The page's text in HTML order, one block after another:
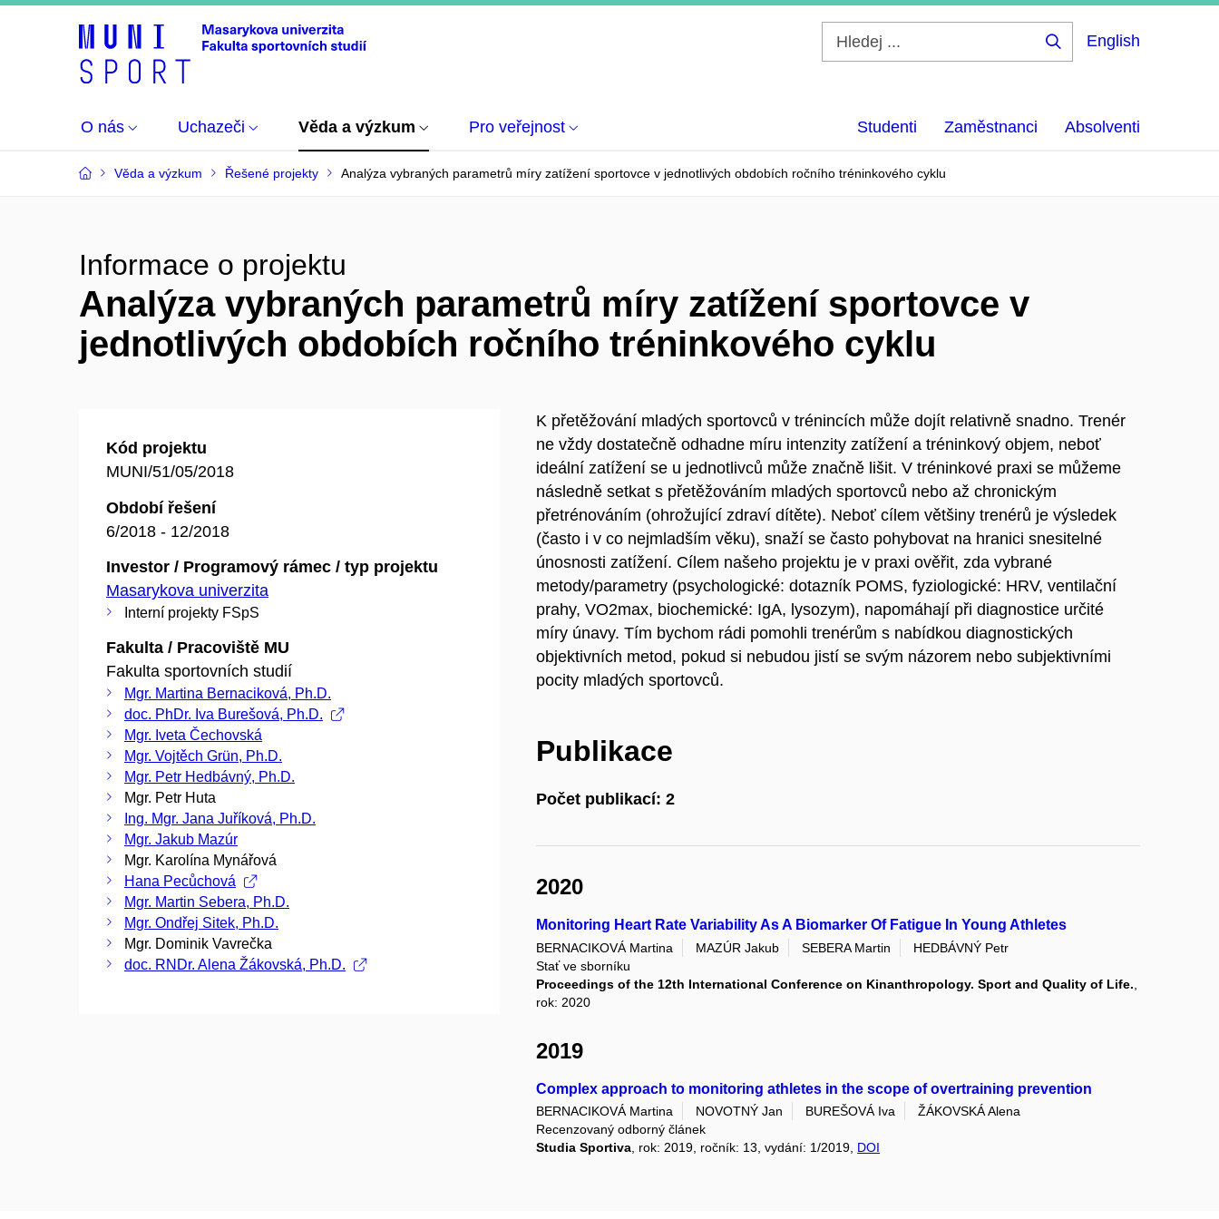
English
O nás Uchazeči Věda a výzkum Pro veřejnost Studenti Zaměstnanci Absolventi
Věda a výzkum Řešené projekty Analýza vybraných parametrů míry zatížení sportovce v jednotlivých obdobích ročního tréninkového cyklu
Informace o projektu
Analýza vybraných parametrů míry zatížení sportovce v
jednotlivých obdobích ročního tréninkového cyklu
Kód projektu
MUNI/51/05/2018
Období řešení
6/2018 - 12/2018
Investor / Programový rámec / typ projektu
Masarykova univerzita
Interní projekty FSpS
Fakulta / Pracoviště MU
Fakulta sportovních studií
Mgr. Martina Bernaciková, Ph.D.
doc. PhDr. Iva Burešová, Ph.D.
Mgr. Iveta Čechovská
Mgr. Vojtěch Grün, Ph.D.
Mgr. Petr Hedbávný, Ph.D.
Mgr. Petr Huta
Ing. Mgr. Jana Juříková, Ph.D.
Mgr. Jakub Mazúr
Mgr. Karolína Mynářová
Hana Pecůchová
Mgr. Martin Sebera, Ph.D.
Mgr. Ondřej Sitek, Ph.D.
Mgr. Dominik Vavrečka
doc. RNDr. Alena Žákovská, Ph.D.
K přetěžování mladých sportovců v trénincích může dojít relativně snadno. Trenér
ne vždy dostatečně odhadne míru intenzity zatížení a tréninkový objem, neboť
ideální zatížení se u jednotlivců může značně lišit. V tréninkové praxi se můžeme
následně setkat s přetěžováním mladých sportovců nebo až chronickým
přetrénováním (ohrožující zdraví dítěte). Neboť cílem většiny trenérů je výsledek
(často i v co nejmladším věku), snaží se často pohybovat na hranici snesitelné
únosnosti zatížení. Cílem našeho projektu je v praxi ověřit, zda vybrané
metody/parametry (psychologické: dotazník POMS, fyziologické: HRV, ventilační
prahy, VO2max, biochemické: IgA, lysozym), napomáhají při diagnostice určité
míry únavy. Tím bychom rádi pomohli trenérům s nabídkou diagnostických
objektivních metod, pokud si nebudou jistí se svým názorem nebo subjektivními
pocity mladých sportovců.
Publikace
Počet publikací: 2
2020
Monitoring Heart Rate Variability As A Biomarker Of Fatigue In Young Athletes
BERNACIKOVÁ Martina MAZÚR Jakub SEBERA Martin
HEDBÁVNÝ Petr
Stať ve sborníku
Proceedings of the 12th International Conference on Kinanthropology. Sport and Quality of Life.
rok: 2020
2019
Complex approach to monitoring athletes in the scope of overtraining prevention
BERNACIKOVÁ Martina NOVOTNÝ Jan BUREŠOVÁ Iva
ŽÁKOVSKÁ Alena
Recenzovaný odborný článek
Studia Sportiva , rok: 2019, ročník: 13, vydání: 1/2019, DOI